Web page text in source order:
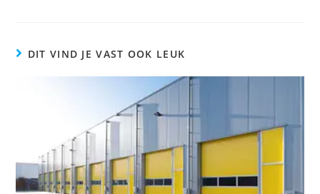
DIT VIND JE VAST OOK LEUK